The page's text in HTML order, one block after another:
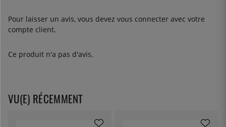
Pour laisser un avis, vous devez vous connecter avec votre
compte client.
Ce produit n'a pas d'avis.
VU(E) RÉCEMMENT